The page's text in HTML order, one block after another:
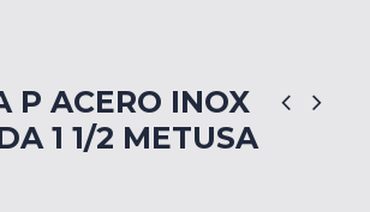
P ACERO INOX
1 1/2 METUSA